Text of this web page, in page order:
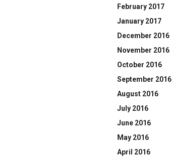
February 2017
January 2017
December 2016
November 2016
October 2016
September 2016
August 2016
July 2016
June 2016
May 2016
April 2016